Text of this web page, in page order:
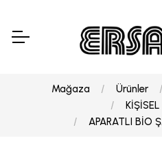
Mağaza Ürünler
APARATLI BİO